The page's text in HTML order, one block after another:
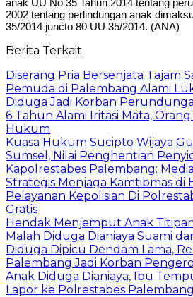
2002 tentang perlindungan anak
35/2014 juncto 80 UU 35/2014. (ANA)
Berita Terkait
Diserang Pria Bersenjata Tajam
Pemuda di Palembang Alami
Diduga Jadi Korban
6 Tahun Alami Iritasi Mata,
Hukum
Kuasa Hukum Sucipto Wijaya
Sumsel, Nilai Penghentian
Kapolrestabes Palembang:
Strategis Menjaga Kamtibmas di
Pelayanan Kepolisian Di
Gratis
Hendak Menjemput Anak
Malah Diduga Dianiaya Suami
Diduga Dipicu Dendam Lama,
Palembang Jadi Korban
Anak Diduga Dianiaya, Ibu
Lapor ke Polrestabes Palembang